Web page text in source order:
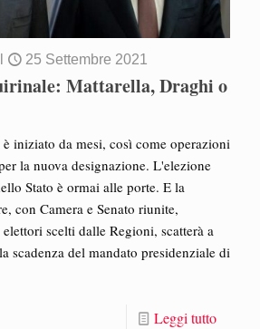
25 Settembre 2021
Mattarella, Draghi o
iniziato da mesi, così come operazioni
la nuova designazione. L'elezione
Stato è ormai alle porte. E la
con Camera e Senato riunite,
scelti dalle Regioni, scatterà a
scadenza del mandato presidenziale di
Leggi tutto